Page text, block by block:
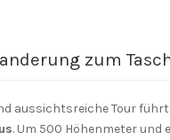
zum
aussichtsreiche Tour
. Um 500 Höhenmeter und